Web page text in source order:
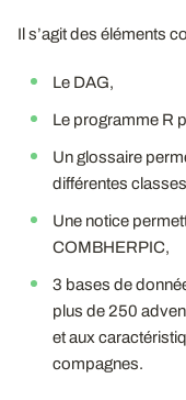
Il s’agit des éléments
Le DAG,
Le programme R
Un glossaire
différentes
Une notice
COMBHERPIC,
3 bases de
plus de 250
et aux
compagnes.